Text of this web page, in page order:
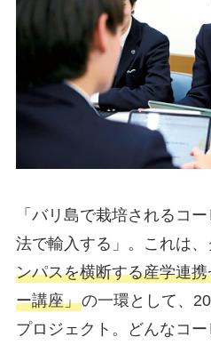
「バリ島で栽培されるコ
法で輸入する」。これは
ンパスを横断する産学連
ー講座」の一環として、
プロジェクト。どんなコ